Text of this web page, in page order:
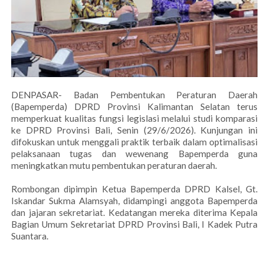
DENPASAR- Badan Pembentukan Peraturan Daerah
(Bapemperda) DPRD Provinsi Kalimantan Selatan terus
memperkuat kualitas fungsi legislasi melalui studi komparasi
ke DPRD Provinsi Bali, Senin (29/6/2026). Kunjungan ini
difokuskan untuk menggali praktik terbaik dalam optimalisasi
pelaksanaan tugas dan wewenang Bapemperda guna
meningkatkan mutu pembentukan peraturan daerah.
Rombongan dipimpin Ketua Bapemperda DPRD Kalsel, Gt.
Iskandar Sukma Alamsyah, didampingi anggota Bapemperda
dan jajaran sekretariat. Kedatangan mereka diterima Kepala
Bagian Umum Sekretariat DPRD Provinsi Bali, I Kadek Putra
Suantara.